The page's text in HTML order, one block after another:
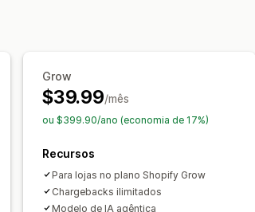
Grow
$39.99/mês
ou $399.90/ano (economia de 17%)
Recursos
Para lojas no plano Shopify Grow
Chargebacks ilimitados
Modelo de IA agêntica